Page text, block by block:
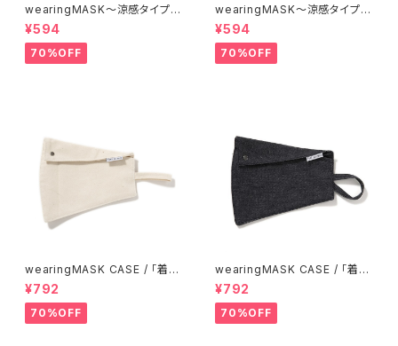
wearingMASK〜涼感タイプ〜
/「着るマスク!」[ seersucker
(シアサッカー) ]
¥594
70%OFF
wearingMASK〜涼感タイプ〜
/「着るマスク!」[ waffle (ワッフ
ルガーゼ) ]
¥594
70%OFF
wearingMASK CASE / 「着る
マスク!」マスクケース [ sailclo
th (倉敷帆布) ]
¥792
70%OFF
wearingMASK CASE / 「着る
マスク!」マスクケース [ denim
(児島デニム) ]
¥792
70%OFF